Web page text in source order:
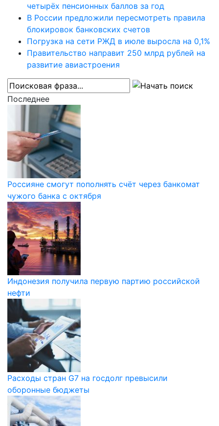
четырёх пенсионных баллов за год
В России предложили пересмотреть правила
блокировок банковских счетов
Погрузка на сети РЖД в июле выросла на 0,1%
Правительство направит 250 млрд рублей на
развитие авиастроения
Последнее
Россияне смогут пополнять счёт через банкомат
чужого банка с октября
Индонезия получила первую партию российской
нефти
Расходы стран G7 на госдолг превысили
оборонные бюджеты